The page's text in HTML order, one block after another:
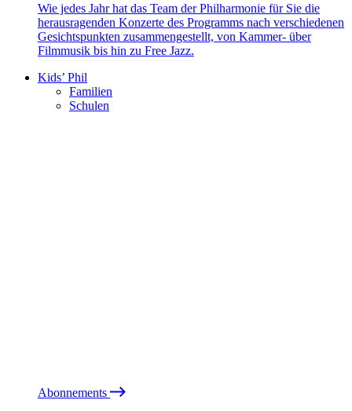
Wie jedes Jahr hat das Team der Philharmonie für Sie die
herausragenden Konzerte des Programms nach verschiedenen
Gesichtspunkten zusammengestellt, von Kammer- über
Filmmusik bis hin zu Free Jazz.
Kids’ Phil
Familien
Schulen
Abonnements